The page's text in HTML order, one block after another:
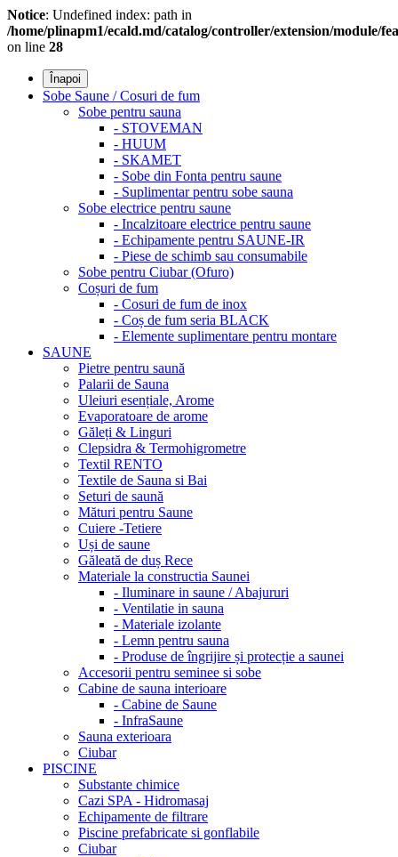
Notice: Undefined index: path in
/home/plinapm1/ecald.md/catalog/controller/extension/module/
on line 28
Înapoi
Sobe Saune / Cosuri de fum
Sobe pentru sauna
- STOVEMAN
- HUUM
- SKAMET
- Sobe din Fonta pentru saune
- Suplimentar pentru sobe sauna
Sobe electrice pentru saune
- Incalzitoare electrice pentru saune
- Echipamente pentru SAUNE-IR
- Piese de schimb sau consumabile
Sobe pentru Ciubar (Ofuro)
Coșuri de fum
- Cosuri de fum de inox
- Coș de fum seria BLACK
- Elemente suplimentare pentru montare
SAUNE
Pietre pentru saună
Palarii de Sauna
Uleiuri esențiale, Arome
Evaporatoare de arome
Găleți & Linguri
Clepsidra & Termohigrometre
Textil RENTO
Textile de Sauna si Bai
Seturi de saună
Mături pentru Saune
Cuiere -Tetiere
Uși de saune
Găleată de duș Rece
Materiale la constructia Saunei
- Iluminare in saune / Abajururi
- Ventilatie in sauna
- Materiale izolante
- Lemn pentru sauna
- Produse de îngrijire și protecție a saunei
Accesorii pentru seminee si sobe
Cabine de sauna interioare
- Cabine de Saune
- InfraSaune
Sauna exterioara
Ciubar
PISCINE
Substante chimice
Cazi SPA - Hidromasaj
Echipamente de filtrare
Piscine prefabricate si gonflabile
Ciubar